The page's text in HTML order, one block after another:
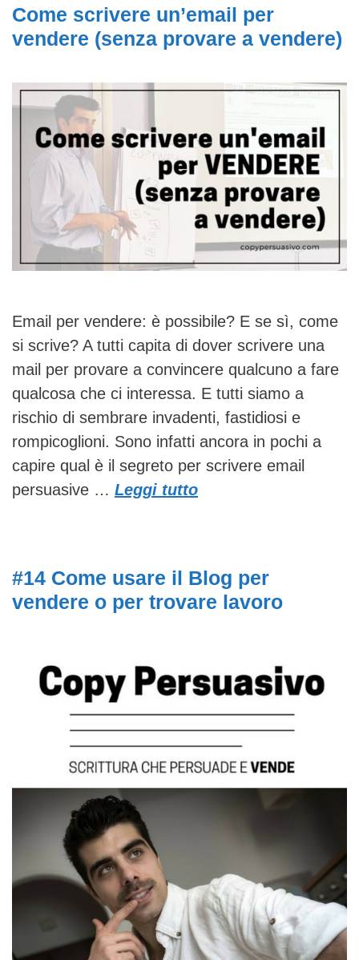
Come scrivere un’email per
vendere (senza provare a vendere)
Email per vendere: è possibile? E se sì, come
si scrive? A tutti capita di dover scrivere una
mail per provare a convincere qualcuno a fare
qualcosa che ci interessa. E tutti siamo a
rischio di sembrare invadenti, fastidiosi e
rompicoglioni. Sono infatti ancora in pochi a
capire qual è il segreto per scrivere email
persuasive … Leggi tutto
#14 Come usare il Blog per
vendere o per trovare lavoro